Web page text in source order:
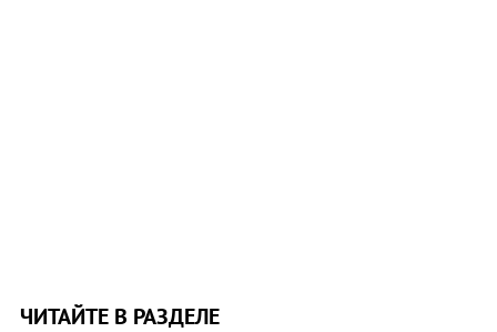
ЧИТАЙТЕ В РАЗДЕЛЕ